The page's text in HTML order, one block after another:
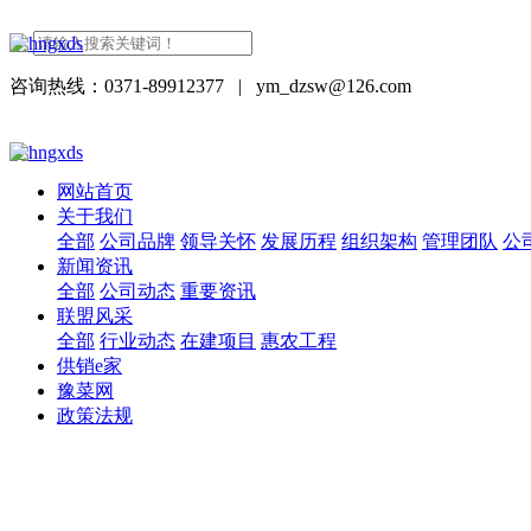
咨询热线：0371-89912377 | ym_dzsw@126.com
网站首页
关于我们
全部 公司品牌 领导关怀 发展历程 组织架构 管理团队 公
新闻资讯
全部 公司动态 重要资讯
联盟风采
全部 行业动态 在建项目 惠农工程
供销e家
豫菜网
政策法规